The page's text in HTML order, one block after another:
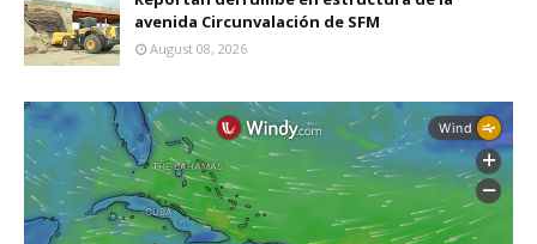
avenida Circunvalación de SFM
August 08, 2026